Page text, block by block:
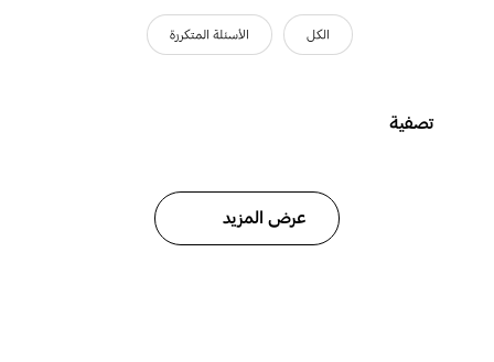
الكل الأسئلة المتكررة
تصفية
عرض المزيد